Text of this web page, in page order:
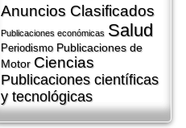
Anuncios Clasificados
Publicaciones económicas Salud
Periodismo Publicaciones de
Motor Ciencias
Publicaciones cientí­ficas
y tecnológicas